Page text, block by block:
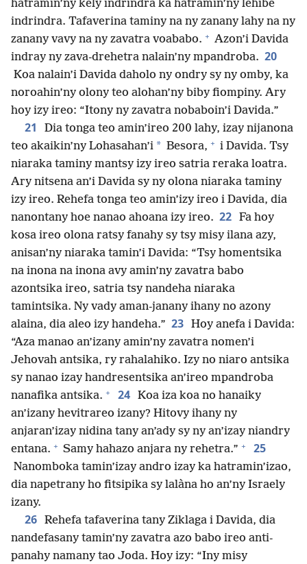
hatramin’ny kely indrindra ka hatramin’ny lehibe
indrindra. Tafaverina taminy na ny zanany lahy na ny
zanany vavy na ny zavatra voababo. + Azon’i Davida
indray ny zava-drehetra nalain’ny mpandroba. 20
Koa nalain’i Davida daholo ny ondry sy ny omby, ka
noroahin’ny olony teo alohan’ny biby fiompiny. Ary
hoy izy ireo: “Itony ny zavatra nobaboin’i Davida.”
21
Dia tonga teo amin’ireo 200 lahy, izay nijanona
teo akaikin’ny Lohasahan’i * Besora, + i Davida. Tsy
niaraka taminy mantsy izy ireo satria reraka loatra.
Ary nitsena an’i Davida sy ny olona niaraka taminy
izy ireo. Rehefa tonga teo amin’izy ireo i Davida, dia
nanontany hoe nanao ahoana izy ireo. 22 Fa hoy
kosa ireo olona ratsy fanahy sy tsy misy ilana azy,
anisan’ny niaraka tamin’i Davida: “Tsy homentsika
na inona na inona avy amin’ny zavatra babo
azontsika ireo, satria tsy nandeha niaraka
tamintsika. Ny vady aman-janany ihany no azony
alaina, dia aleo izy handeha.” 23 Hoy anefa i Davida:
“Aza manao an’izany amin’ny zavatra nomen’i
Jehovah antsika, ry rahalahiko. Izy no niaro antsika
sy nanao izay handresentsika an’ireo mpandroba
nanafika antsika. + 24 Koa iza koa no hanaiky
an’izany hevitrareo izany? Hitovy ihany ny
anjaran’izay nidina tany an’ady sy ny an’izay niandry
entana. + Samy hahazo anjara ny rehetra.” + 25
Nanomboka tamin’izay andro izay ka hatramin’izao,
dia napetrany ho fitsipika sy lalàna ho an’ny Israely
izany.
26 Rehefa tafaverina tany Ziklaga i Davida, dia
nandefasany tamin’ny zavatra azo babo ireo anti-
panahy namany tao Joda. Hoy izy: “Iny misy